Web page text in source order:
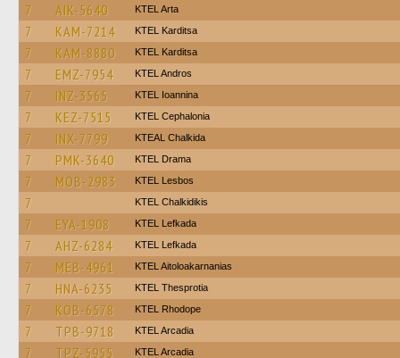
7 AIK-5640 KTEL Arta
7 KAM-7214 ΚΤΕL Karditsa
7 KAM-8880 ΚΤΕL Karditsa
7 EMZ-7954 KTEL Andros
7 INZ-3565 KTEL Ioannina
7 KEZ-7515 KTEL Cephalonia
7 INX-7799 KTEAL Chalkida
7 PMK-3640 KTEL Drama
7 MOB-2983 KTEL Lesbos
7 ΚΤΕL Chalkidikis
7 EYA-1908 KTEL Lefkada
7 AHZ-6284 KTEL Lefkada
7 MEB-4961 KTEL Aitoloakarnanias
7 HNA-6235 KTEL Thesprotia
7 KOB-6578 KTEL Rhodope
7 TPB-9718 KTEL Arcadia
7 TPZ-5955 KTEL Arcadia